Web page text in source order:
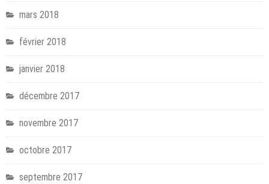
mars 2018
février 2018
janvier 2018
décembre 2017
novembre 2017
octobre 2017
septembre 2017